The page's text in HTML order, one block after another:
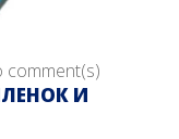
comment(s)
И